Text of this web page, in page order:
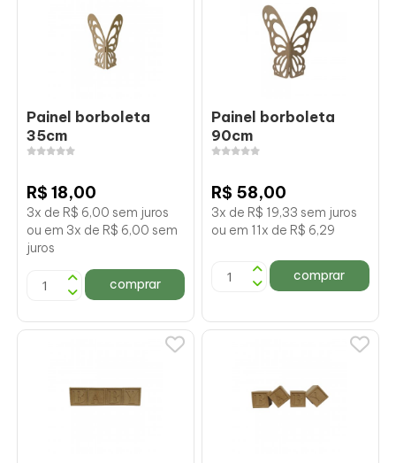
Painel borboleta
35cm
R$ 18,00
3x de R$ 6,00 sem juros
ou em 3x de R$ 6,00 sem
juros
comprar
Painel borboleta
90cm
R$ 58,00
3x de R$ 19,33 sem juros
ou em 11x de R$ 6,29
comprar